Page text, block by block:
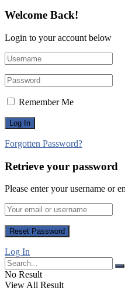
Welcome Back!
Login to your account below
Remember Me
Forgotten Password?
Retrieve your password
Please enter your username or
Log In
No Result
View All Result